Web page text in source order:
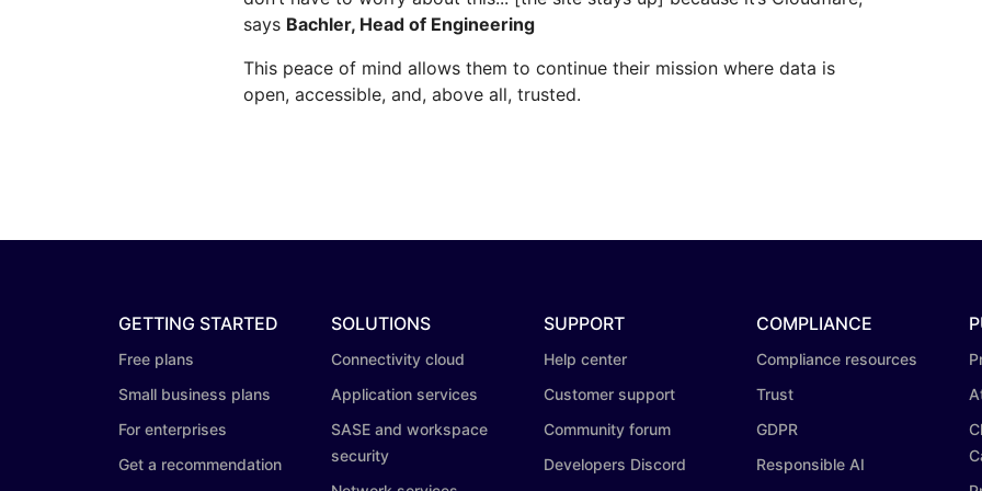
says Bachler, Head of Engineering
This peace of mind allows them to continue their mission where data is
open, accessible, and, above all, trusted.
GETTING STARTED
Free plans
Small business plans
For enterprises
Get a recommendation
SOLUTIONS
Connectivity cloud
Application services
SASE and workspace
security
SUPPORT
Help center
Customer support
Community forum
Developers Discord
COMPLIANCE
Compliance resources
Trust
GDPR
Responsible AI